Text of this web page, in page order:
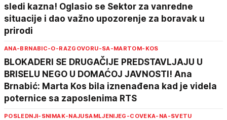
sledi kazna! Oglasio se Sektor za vanredne
situacije i dao važno upozorenje za boravak u
prirodi
ANA-BRNABIC-O-RAZGOVORU-SA-MARTOM-KOS
BLOKADERI SE DRUGAČIJE PREDSTAVLJAJU U
BRISELU NEGO U DOMAĆOJ JAVNOSTI! Ana
Brnabić: Marta Kos bila iznenađena kad je videla
poternice sa zaposlenima RTS
POSLEDNJI-SNIMAK-NAJUSAMLJENIJEG-COVEKA-NA-SVETU